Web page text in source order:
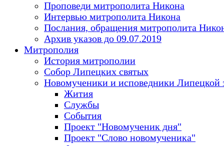
Проповеди митрополита Никона
Интервью митрополита Никона
Послания, обращения митрополита
Архив указов до 09.07.2019
Митрополия
История митрополии
Собор Липецких святых
Новомученики и исповедники Липецкой
Жития
Службы
События
Проект "Новомученик дня"
Проект "Слово новомученика"